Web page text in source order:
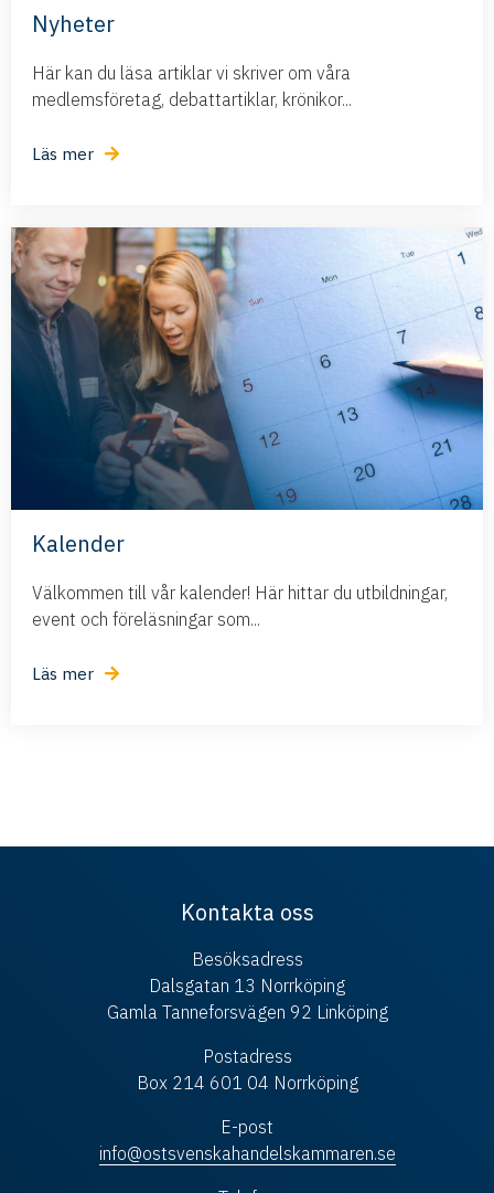
Nyheter
Här kan du läsa artiklar vi skriver om våra
medlemsföretag, debattartiklar, krönikor...
Läs mer
Kalender
Välkommen till vår kalender! Här hittar du utbildningar,
event och föreläsningar som...
Läs mer
Kontakta oss
Besöksadress
Dalsgatan 13 Norrköping
Gamla Tanneforsvägen 92 Linköping
Postadress
Box 214 601 04 Norrköping
E-post
info@ostsvenskahandelskammaren.se